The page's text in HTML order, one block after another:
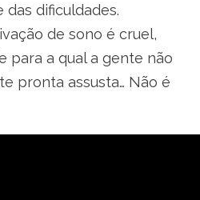
dificuldades.
de sono é cruel,
para a qual a gente não
pronta assusta… Não é